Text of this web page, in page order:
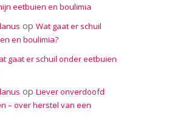
eetbuien en boulimia
op Wat gaat er schuil
en boulimia?
gaat er schuil onder eetbuien
op Liever onverdoofd
– over herstel van een